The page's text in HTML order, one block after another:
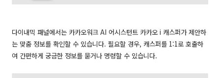
다이내믹 패널에서는 카카오워크 AI 어시스턴트 카카오 i 캐스퍼가 제안하
는 맞춤 정보를 확인할 수 있습니다. 필요할 경우, 캐스퍼를 1:1로 호출하
여 간편하게 궁금한 정보를 묻거나 명령할 수 있습니다.